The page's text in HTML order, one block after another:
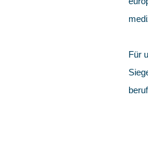
Für